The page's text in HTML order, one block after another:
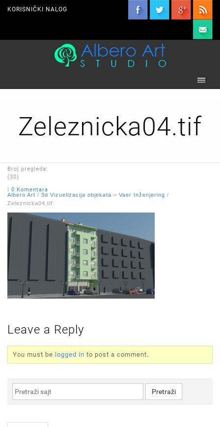
KORISNIČKI NALOG
Zeleznicka04.tif
Broj pregleda:
(30)
| 0 Komentara
Albero Art / 3d Vizuelizacija objekata – Vaer Inženjering /
Zeleznicka04.tif
Leave a Reply
You must be logged in to post a comment.